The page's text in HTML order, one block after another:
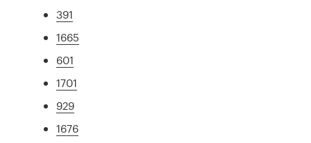
391
1665
601
1701
929
1676